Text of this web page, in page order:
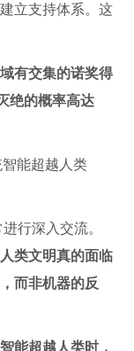
立支持体系。这
有交集的诺奖得
绝的概率高达
智能超越人类
行深入交流。
类文明真的面临
而非机器的反
能超越人类时，